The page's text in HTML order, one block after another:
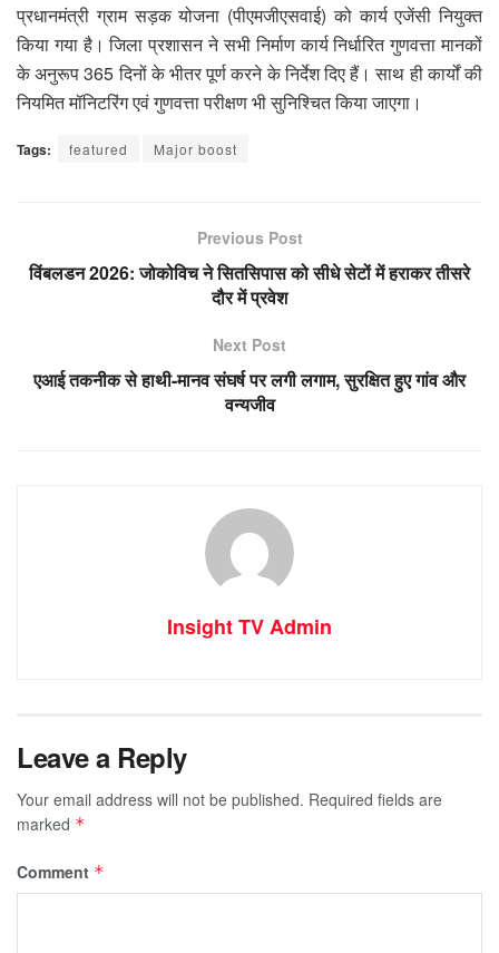
प्रधानमंत्री ग्राम सड़क योजना (पीएमजीएसवाई) को कार्य एजेंसी नियुक्त
किया गया है। जिला प्रशासन ने सभी निर्माण कार्य निर्धारित गुणवत्ता मानकों
के अनुरूप 365 दिनों के भीतर पूर्ण करने के निर्देश दिए हैं। साथ ही कार्यों की
नियमित मॉनिटरिंग एवं गुणवत्ता परीक्षण भी सुनिश्चित किया जाएगा।
Tags: featured Major boost
Previous Post
विंबलडन 2026: जोकोविच ने सितसिपास को सीधे सेटों में हराकर तीसरे
दौर में प्रवेश
Next Post
एआई तकनीक से हाथी-मानव संघर्ष पर लगी लगाम, सुरक्षित हुए गांव और
वन्यजीव
Insight TV Admin
Leave a Reply
Your email address will not be published. Required fields are
marked *
Comment *